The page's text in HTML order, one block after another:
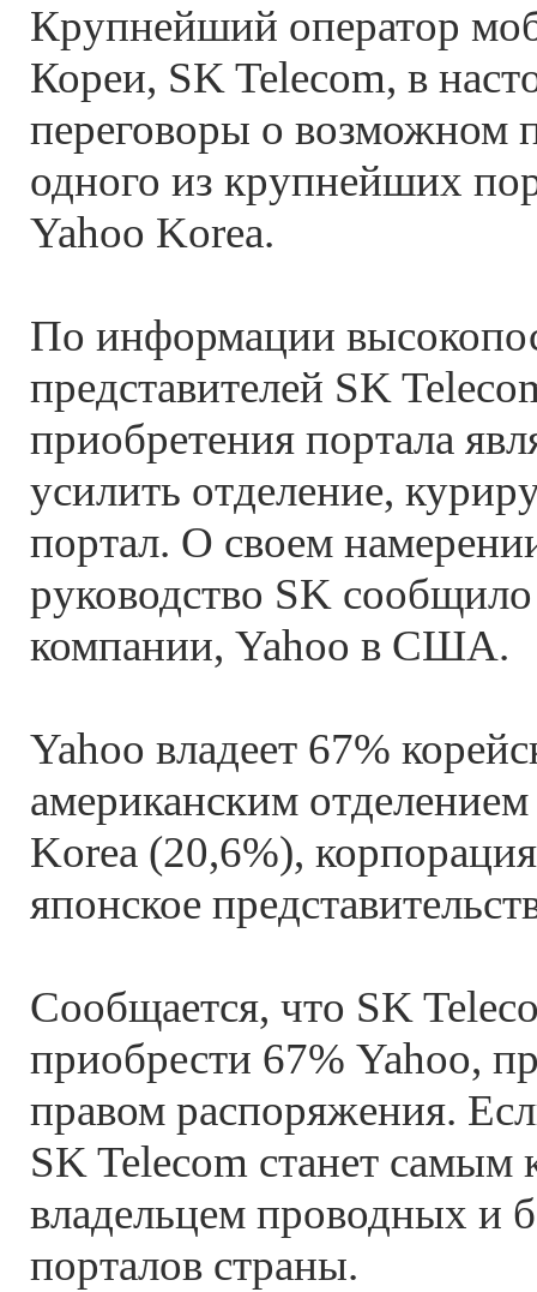
Крупнейший оператор
Кореи, SK Telecom, в
переговоры о возможном
одного из крупнейших
Yahoo Korea.
По информации
представителей SK
приобретения портала
усилить отделение,
портал. О своем
руководство SK
компании, Yahoo в США.
Yahoo владеет 67%
американским
Korea (20,6%),
японское
Сообщается, что SK
приобрести 67% Yahoo,
правом распоряжения.
SK Telecom станет
владельцем проводных и
порталов страны.